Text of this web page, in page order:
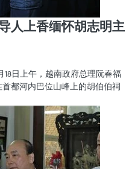
人上香缅怀胡志明主
日上午，越南政府总理阮春福
都河内巴位山峰上的胡伯伯祠